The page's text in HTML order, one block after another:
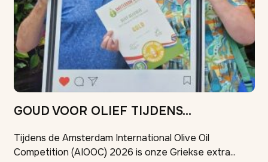
GOUD VOOR OLIEF TIJDENS...
Tijdens de Amsterdam International Olive Oil
Competition (AIOOC) 2026 is onze Griekse extra...